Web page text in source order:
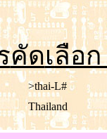
คัดเลือก
>thai-L#
Thailand